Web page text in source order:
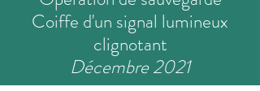
Coiffe d'un signal lumineux
clignotant
Décembre 2021